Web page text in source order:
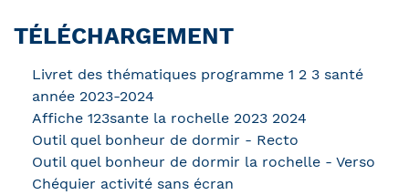
TÉLÉCHARGEMENT
Livret des thématiques programme 1 2 3 santé
année 2023-2024
Affiche 123sante la rochelle 2023 2024
Outil quel bonheur de dormir - Recto
Outil quel bonheur de dormir la rochelle - Verso
Chéquier activité sans écran